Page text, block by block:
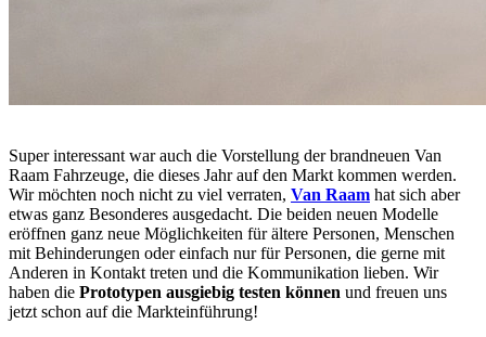
Super interessant war auch die Vorstellung der brandneuen Van
Raam Fahrzeuge, die dieses Jahr auf den Markt kommen werden.
Wir möchten noch nicht zu viel verraten, Van Raam hat sich aber
etwas ganz Besonderes ausgedacht. Die beiden neuen Modelle
eröffnen ganz neue Möglichkeiten für ältere Personen, Menschen
mit Behinderungen oder einfach nur für Personen, die gerne mit
Anderen in Kontakt treten und die Kommunikation lieben. Wir
haben die Prototypen ausgiebig testen können und freuen uns
jetzt schon auf die Markteinführung!